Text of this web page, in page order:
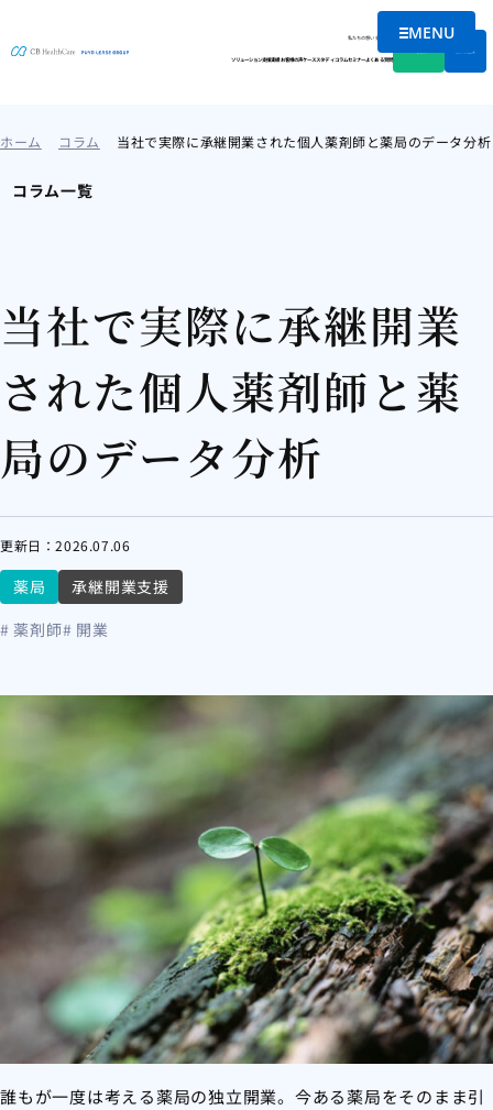
メニュー
MENU
私たちの想い会社情報
ソリューション支援実績お客様の声ケーススタディコラムセミナーよくある質問
ホーム コラム 当社で実際に承継開業された個人薬剤師と薬局のデータ分析
コラム一覧
当社で実際に承継開業
された個人薬剤師と薬
局のデータ分析
更新日：2026.07.06
薬局
承継開業支援
# 薬剤師# 開業
誰もが一度は考える薬局の独立開業。今ある薬局をそのまま引